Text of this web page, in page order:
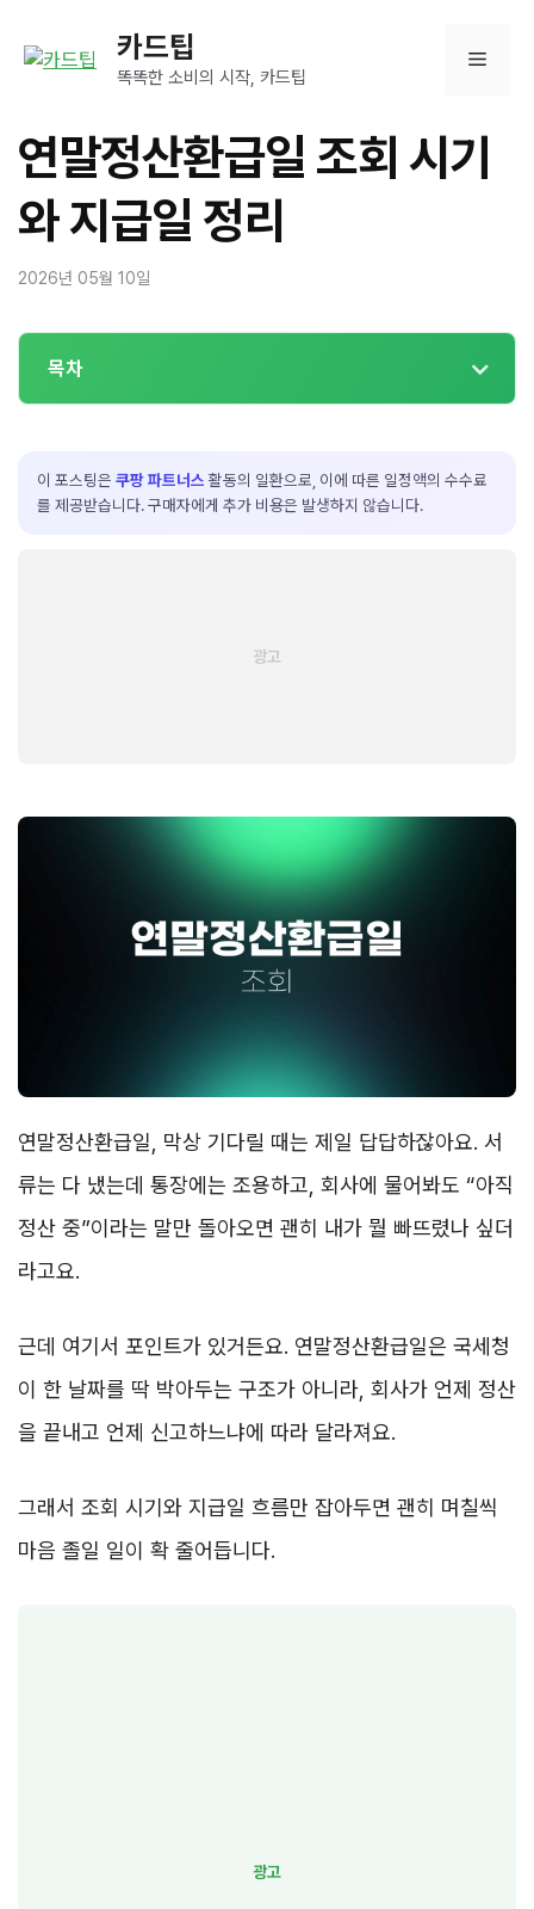
카드팁
똑똑한 소비의 시작, 카드팁
메
뉴
연말정산환급일 조회 시기
와 지급일 정리
2026년 05월 10일
목차
이 포스팅은 쿠팡 파트너스 활동의 일환으로, 이에 따른 일정액의 수수료
를 제공받습니다. 구매자에게 추가 비용은 발생하지 않습니다.
연말정산환급일, 막상 기다릴 때는 제일 답답하잖아요. 서
류는 다 냈는데 통장에는 조용하고, 회사에 물어봐도 “아직
정산 중”이라는 말만 돌아오면 괜히 내가 뭘 빠뜨렸나 싶더
라고요.
근데 여기서 포인트가 있거든요. 연말정산환급일은 국세청
이 한 날짜를 딱 박아두는 구조가 아니라, 회사가 언제 정산
을 끝내고 언제 신고하느냐에 따라 달라져요.
그래서 조회 시기와 지급일 흐름만 잡아두면 괜히 며칠씩
마음 졸일 일이 확 줄어듭니다.